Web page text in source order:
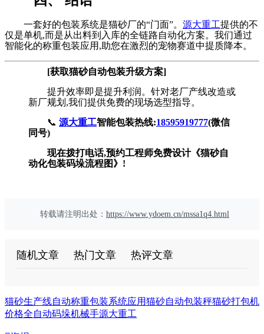
一套好的包装系统是猫砂厂的“门面”。 源大重工提供的不
仅是单机,而是从出料到入库的全链路自动化方案。我们通过
智能化的称重包装应用,助您在激烈的宠物赛道中提质降本。
[获取猫砂自动包装升级方案]
提升效率即是提升利润。针对老厂产线改造或
新厂规划,我们提供免费的现场选型指导。
📞 源大重工智能包装热线:18595919777(微信
同号)
现在拨打电话,预约工程师免费设计《猫砂自
动化包装码垛流程图》!
转载请注明出处： https://www.ydoem.cn/mssa1q4.html
随机文章 热门文章 热评文章
猫砂生产线自动称重包装系统应用猫砂自动包装秤猫砂打包机
价格全自动码垛机械手源大重工